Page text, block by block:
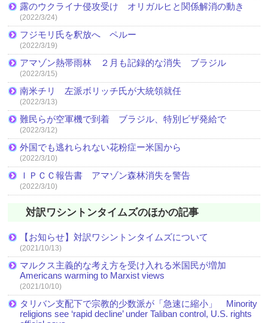
露のウクライナ侵攻受け オリガルヒと関係解消の動き
(2022/3/24)
フジモリ氏を釈放へ ペルー
(2022/3/19)
アマゾン熱帯雨林 ２月も記録的な消失 ブラジル
(2022/3/15)
南米チリ 左派ボリッチ氏が大統領就任
(2022/3/13)
難民らが空軍機で到着 ブラジル、特別ビザ発給で
(2022/3/12)
外国でも逃れられない花粉症ー米国から
(2022/3/10)
ＩＰＣＣ報告書 アマゾン森林消失を警告
(2022/3/10)
対訳ワシントンタイムズのほかの記事
【お知らせ】対訳ワシントンタイムズについて
(2021/10/13)
マルクス主義的な考え方を受け入れる米国民が増加
Americans warming to Marxist views
(2021/10/10)
タリバン支配下で宗教的少数派が「急速に縮小」 Minority
religions see ‘rapid decline’ under Taliban control, U.S. rights